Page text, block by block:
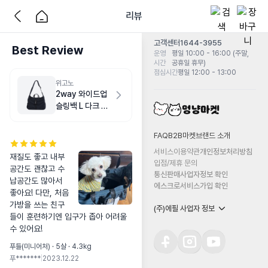
리뷰
Best Review
위고노
2way 와이드업
슬링백 L 다크 네
재질도 좋고 내부
공간도 괜찮고 수
납공간도 많아서
좋아요! 다만, 처음
가방을 쓰는 친구
들이 훈련하기엔 입구가 좁아 어려울
수 있어요!
푸들(미니어처) · 5살 · 4.3kg
푸******* 2023.12.22
고객센터1644-3955
운영
시간
평일 10:00 - 16:00 (주말,
공휴일 휴무)
점심시간평일 12:00 - 13:00
FAQB2B마켓 브랜드 소개
서비스이용약관개인정보처리방침
입점/제휴 문의
통신판매사업자정보 확인
에스크로서비스가입 확인
(주)에필 사업자 정보